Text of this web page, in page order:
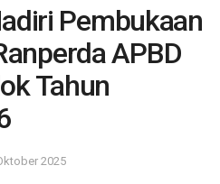
Pembukaan
APBD
Tahun
2025